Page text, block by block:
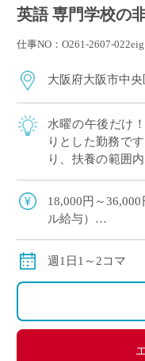
英語 専門学校の
仕事NO：O261-2607-022eig
大阪府大阪市中央
水曜の午後だけ
りとした勤務で
り、扶養の範囲
校は、世界へ羽
18,000円～
ル給与）
週1日1～2コマ